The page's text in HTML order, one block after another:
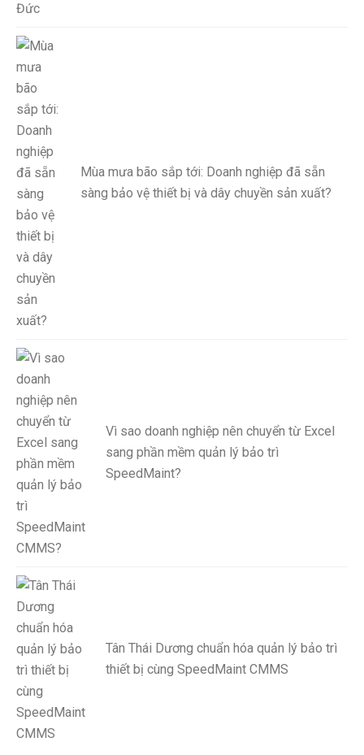
Mùa mưa bão sắp tới: Doanh nghiệp đã sẵn
sàng bảo vệ thiết bị và dây chuyền sản xuất?
Vì sao doanh nghiệp nên chuyển từ Excel
sang phần mềm quản lý bảo trì
SpeedMaint?
Tân Thái Dương chuẩn hóa quản lý bảo trì
thiết bị cùng SpeedMaint CMMS